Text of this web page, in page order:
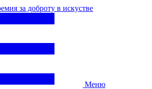
за доброту в искустве
Меню